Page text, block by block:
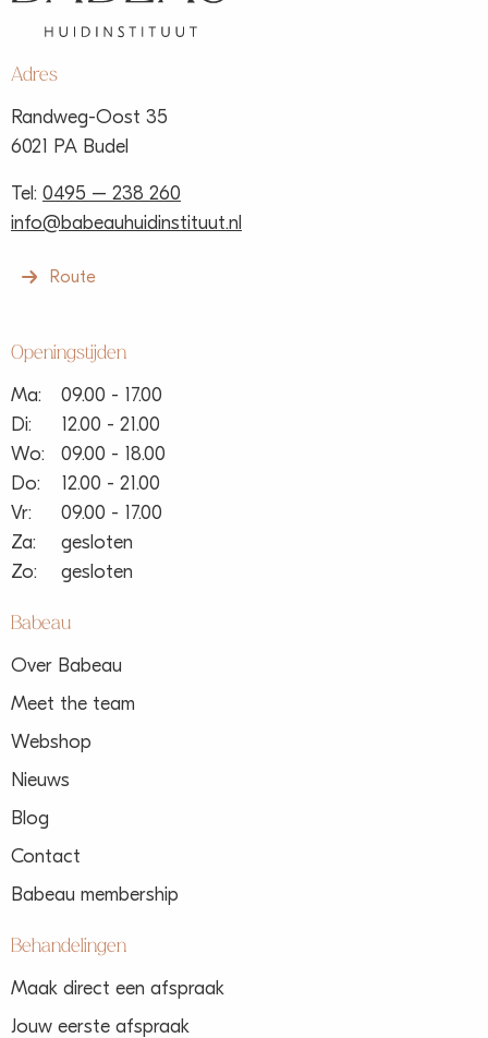
Adres
Randweg-Oost 35
6021 PA Budel
Tel: 0495 – 238 260
info@babeauhuidinstituut.nl
Route
Openingstijden
Ma:
09.00 - 17.00
Di:
12.00 - 21.00
Wo:
09.00 - 18.00
Do:
12.00 - 21.00
Vr:
09.00 - 17.00
Za:
gesloten
Zo:
gesloten
Babeau
Over Babeau
Meet the team
Webshop
Nieuws
Blog
Contact
Babeau membership
Behandelingen
Maak direct een afspraak
Jouw eerste afspraak